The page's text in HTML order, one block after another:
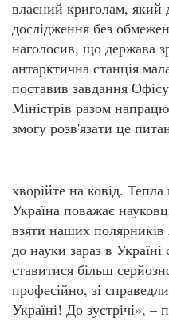
власний криголам, який
дослідження без
наголосив, що держава
антарктична станція
поставив завдання
Міністрів разом
змогу розв'язати це
хворійте на ковід.
Україна поважає
взяти наших
до науки зараз в Україні
ставитися більш
професійно, зі
Україні! До зустрічі»,